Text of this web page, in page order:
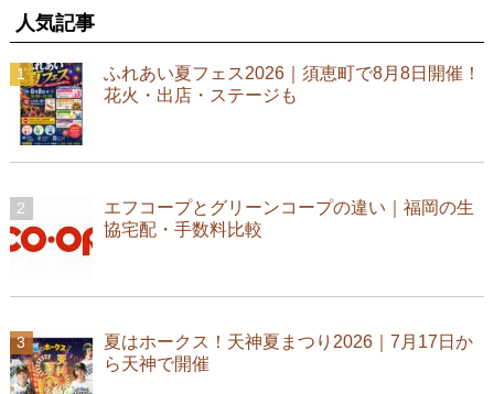
人気記事
ふれあい夏フェス2026｜須恵町で8月8日開催！
花火・出店・ステージも
エフコープとグリーンコープの違い｜福岡の生
協宅配・手数料比較
夏はホークス！天神夏まつり2026｜7月17日か
ら天神で開催